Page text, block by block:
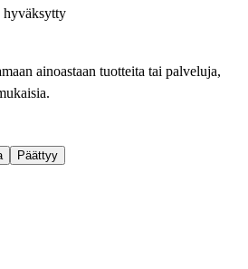
hyväksytty
ainoastaan tuotteita tai palveluja,
Päättyy